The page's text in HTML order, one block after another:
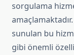
sorgulama
sunulan bu
gibi önemli